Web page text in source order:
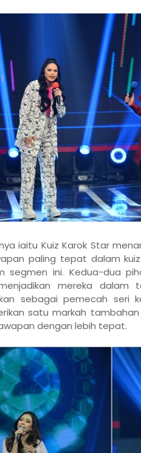
iaitu Kuiz Karok Star
paling tepat dalam
segmen ini. Kedua-dua
mereka dalam
sebagai pemecah seri
satu markah
dengan lebih tepat.